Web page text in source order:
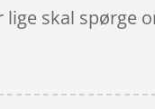
skal spørge